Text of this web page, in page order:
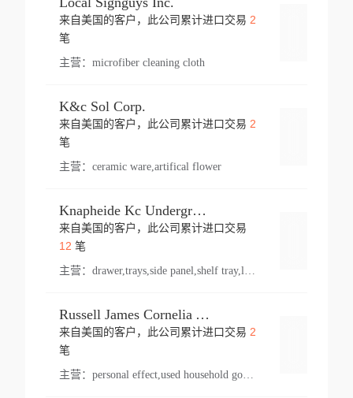
来自美国的客户，此公司累计进口交易 2
笔
主营： microfiber cleaning cloth
K&c Sol Corp.
来自美国的客户，此公司累计进口交易 2
笔
主营： ceramic ware,artifical flower
Knapheide Kc Underground
来自美国的客户，此公司累计进口交易
12 笔
主营：
Russell James Cornelia Arlington Va
来自美国的客户，此公司累计进口交易 2
笔
主营： personal effect,used household goods